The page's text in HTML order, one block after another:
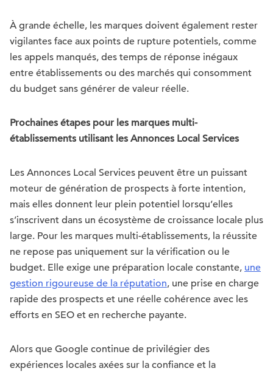
À grande échelle, les marques doivent également rester
vigilantes face aux points de rupture potentiels, comme
les appels manqués, des temps de réponse inégaux
entre établissements ou des marchés qui consomment
du budget sans générer de valeur réelle.
Prochaines étapes pour les marques multi-
établissements utilisant les Annonces Local Services
Les Annonces Local Services peuvent être un puissant
moteur de génération de prospects à forte intention,
mais elles donnent leur plein potentiel lorsqu’elles
s’inscrivent dans un écosystème de croissance locale plus
large. Pour les marques multi-établissements, la réussite
ne repose pas uniquement sur la vérification ou le
budget. Elle exige une préparation locale constante, une
gestion rigoureuse de la réputation, une prise en charge
rapide des prospects et une réelle cohérence avec les
efforts en SEO et en recherche payante.
Alors que Google continue de privilégier des
expériences locales axées sur la confiance et la